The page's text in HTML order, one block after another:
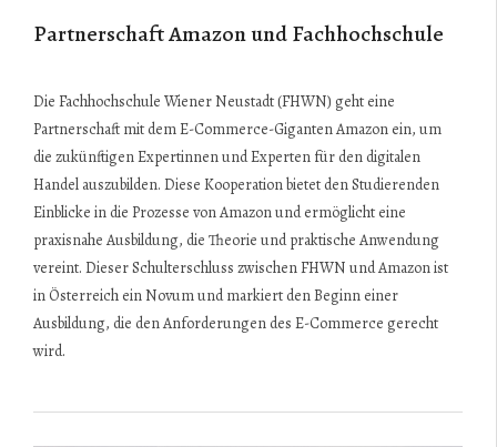
Partnerschaft Amazon und Fachhochschule
Die Fachhochschule Wiener Neustadt (FHWN) geht eine
Partnerschaft mit dem E-Commerce-Giganten Amazon ein, um
die zukünftigen Expertinnen und Experten für den digitalen
Handel auszubilden. Diese Kooperation bietet den Studierenden
Einblicke in die Prozesse von Amazon und ermöglicht eine
praxisnahe Ausbildung, die Theorie und praktische Anwendung
vereint. Dieser Schulterschluss zwischen FHWN und Amazon ist
in Österreich ein Novum und markiert den Beginn einer
Ausbildung, die den Anforderungen des E-Commerce gerecht
wird.